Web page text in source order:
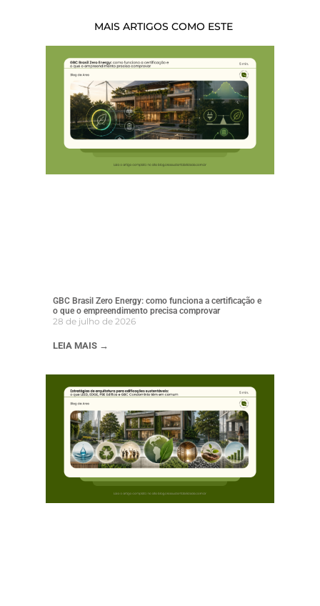
MAIS ARTIGOS COMO ESTE
GBC Brasil Zero Energy: como funciona a certificação e
o que o empreendimento precisa comprovar
28 de julho de 2026
LEIA MAIS →